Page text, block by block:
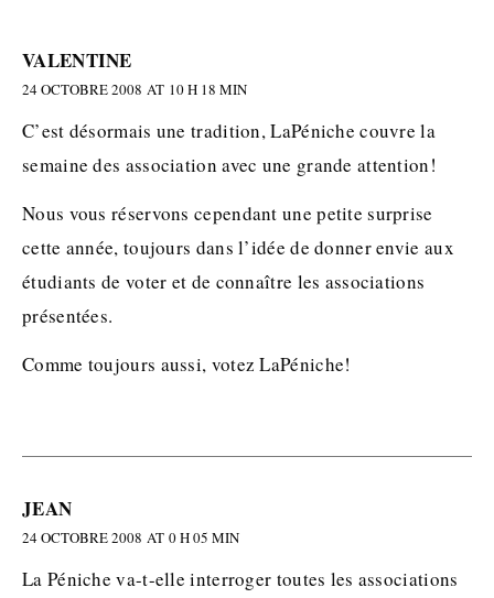
VALENTINE
24 OCTOBRE 2008 AT 10 H 18 MIN
C’est désormais une tradition, LaPéniche couvre la
semaine des association avec une grande attention!
Nous vous réservons cependant une petite surprise
cette année, toujours dans l’idée de donner envie aux
étudiants de voter et de connaître les associations
présentées.
Comme toujours aussi, votez LaPéniche!
JEAN
24 OCTOBRE 2008 AT 0 H 05 MIN
La Péniche va-t-elle interroger toutes les associations